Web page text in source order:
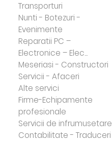
Transporturi
Nunti - Botezuri -
Evenimente
Reparatii PC –
Electronice – Elec...
Meseriasi - Constructori
Servicii - Afaceri
Alte servici
Firme-Echipamente
profesionale
Servicii de infrumusetare
Contabilitate - Traduceri